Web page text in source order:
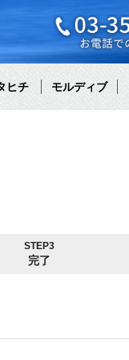
ヒチ モルディブ
STEP3
完了